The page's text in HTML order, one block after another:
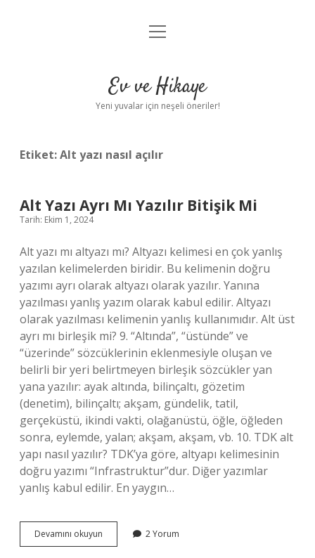
Anasayfa
Yasal Uyarı
menüyü
Ev ve Hikaye
Yeni yuvalar için neşeli öneriler!
Etiket:Alt yazı nasıl açılır
Alt Yazı Ayrı Mı Yazılır Bitişik Mi
Tarih: Ekim 1, 2024
Alt yazı mı altyazı mı? Altyazı kelimesi en çok yanlış
yazılan kelimelerden biridir. Bu kelimenin doğru
yazımı ayrı olarak altyazı olarak yazılır. Yanına
yazılması yanlış yazım olarak kabul edilir. Altyazı
olarak yazılması kelimenin yanlış kullanımıdır. Alt üst
ayrı mı birleşik mi? 9. “Altında”, “üstünde” ve
“üzerinde” sözcüklerinin eklenmesiyle oluşan ve
belirli bir yeri belirtmeyen birleşik sözcükler yan
yana yazılır: ayak altında, bilinçaltı, gözetim
(denetim), bilinçaltı; akşam, gündelik, tatil,
gerçeküstü, ikindi vakti, olağanüstü, öğle, öğleden
sonra, eylemde, yalan; akşam, akşam, vb. 10. TDK alt
yapı nasıl yazılır? TDK’ya göre, altyapı kelimesinin
doğru yazımı “Infrastruktur”dur. Diğer yazımlar
yanlış kabul edilir. En yaygın…
Devamını okuyun
Yazı
2 Yorum